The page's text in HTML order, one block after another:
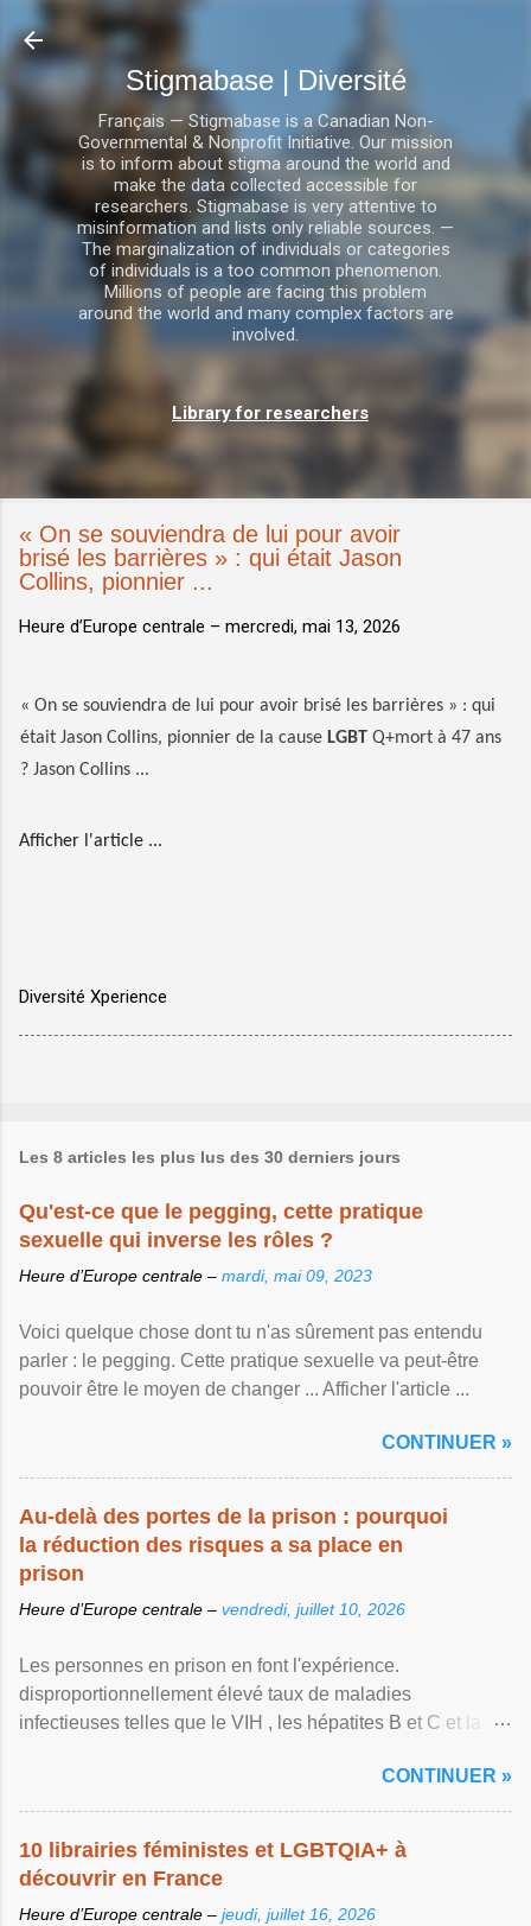
Stigmabase | Diversité
Français — Stigmabase is a Canadian Non-
Governmental & Nonprofit Initiative. Our mission
is to inform about stigma around the world and
make the data collected accessible for
researchers. Stigmabase is very attentive to
misinformation and lists only reliable sources. —
The marginalization of individuals or categories
of individuals is a too common phenomenon.
Millions of people are facing this problem
around the world and many complex factors are
involved.
Library for researchers
« On se souviendra de lui pour avoir
brisé les barrières » : qui était Jason
Collins, pionnier ...
Heure d’Europe centrale – mercredi, mai 13, 2026
« On se souviendra de lui pour avoir brisé les barrières » : qui
était Jason Collins, pionnier de la cause LGBT Q+mort à 47 ans
? Jason Collins ...
Afficher l'article ...
Diversité Xperience
Les 8 articles les plus lus des 30 derniers jours
Qu'est-ce que le pegging, cette pratique
sexuelle qui inverse les rôles ?
Heure d’Europe centrale – mardi, mai 09, 2023
Voici quelque chose dont tu n'as sûrement pas entendu
parler : le pegging. Cette pratique sexuelle va peut-être
pouvoir être le moyen de changer ... Afficher l'article ...
CONTINUER »
Au-delà des portes de la prison : pourquoi
la réduction des risques a sa place en
prison
Heure d’Europe centrale – vendredi, juillet 10, 2026
Les personnes en prison en font l'expérience.
disproportionnellement élevé taux de maladies
infectieuses telles que le VIH , les hépatites B et C et la ...
CONTINUER »
10 librairies féministes et LGBTQIA+ à
découvrir en France
Heure d’Europe centrale – jeudi, juillet 16, 2026